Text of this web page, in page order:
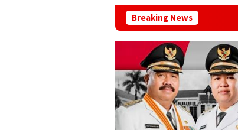
Breaking News